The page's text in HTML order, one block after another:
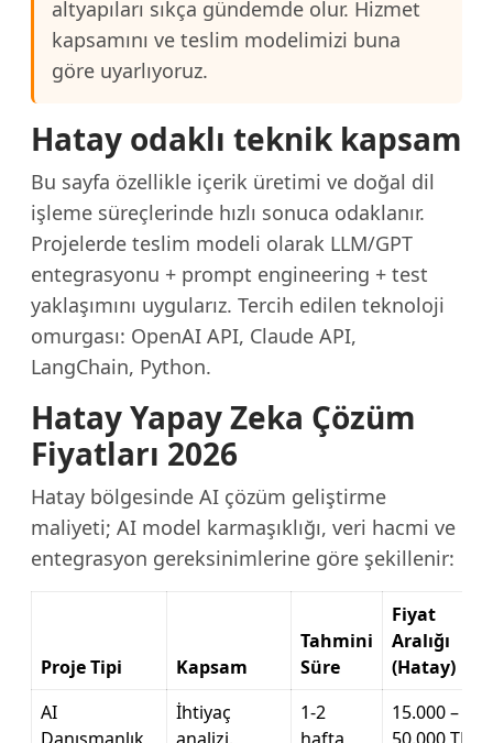
altyapıları sıkça gündemde olur. Hizmet
kapsamını ve teslim modelimizi buna
göre uyarlıyoruz.
Hatay odaklı teknik kapsam
Bu sayfa özellikle içerik üretimi ve doğal dil
işleme süreçlerinde hızlı sonuca odaklanır.
Projelerde teslim modeli olarak LLM/GPT
entegrasyonu + prompt engineering + test
yaklaşımını uygularız. Tercih edilen teknoloji
omurgası: OpenAI API, Claude API,
LangChain, Python.
Hatay Yapay Zeka Çözüm
Fiyatları 2026
Hatay bölgesinde AI çözüm geliştirme
maliyeti; AI model karmaşıklığı, veri hacmi ve
entegrasyon gereksinimlerine göre şekillenir:
Proje Tipi Kapsam
Tahmini
Süre
Fiyat
Aralığı
(Hatay)
AI
İhtiyaç
1-2
15.000 –